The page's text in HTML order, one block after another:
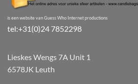
is een website van Guess Who Internet productions
tel:+31(0)24 7852298
Lieskes Wengs 7A Unit 1
6578JK Leuth